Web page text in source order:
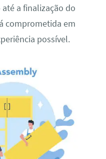
a finalização do
comprometida em
possível.